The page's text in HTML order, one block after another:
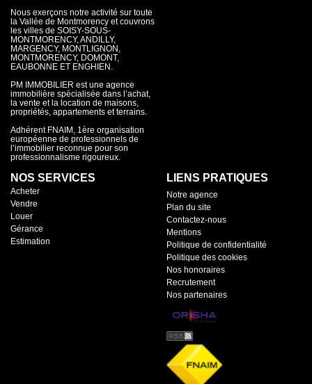
Nous exerçons notre activité sur toute
la Vallée de Montmorency et couvrons
les villes de SOISY-SOUS-
MONTMORENCY, ANDILLY,
MARGENCY, MONTLIGNON,
MONTMORENCY, DOMONT,
EAUBONNE ET ENGHIEN.
PM IMMOBILIER est une agence
immobilière spécialisée dans l’achat,
la vente et la location de maisons,
propriétés, appartements et terrains.
Adhérent FNAIM, 1ère organisation
européenne de professionnels de
l’immobilier reconnue pour son
professionnalisme rigoureux.
NOS SERVICES
Acheter
Vendre
Louer
Gérance
Estimation
LIENS PRATIQUES
Notre agence
Plan du site
Contactez-nous
Mentions
Politique de confidentialité
Politique des cookies
Nos honoraires
Recrutement
Nos partenaires